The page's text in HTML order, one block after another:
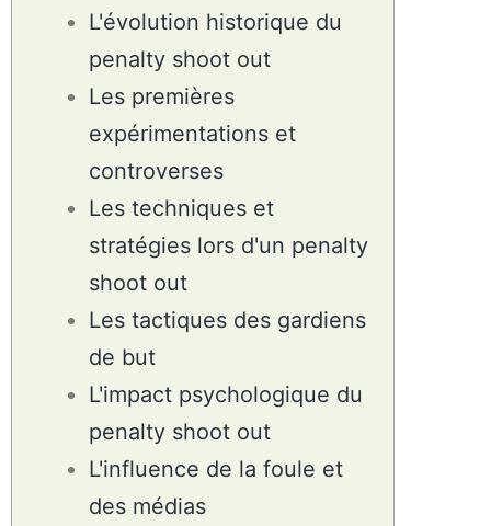
L'évolution historique du
penalty shoot out
Les premières
expérimentations et
controverses
Les techniques et
stratégies lors d'un penalty
shoot out
Les tactiques des gardiens
de but
L'impact psychologique du
penalty shoot out
L'influence de la foule et
des médias